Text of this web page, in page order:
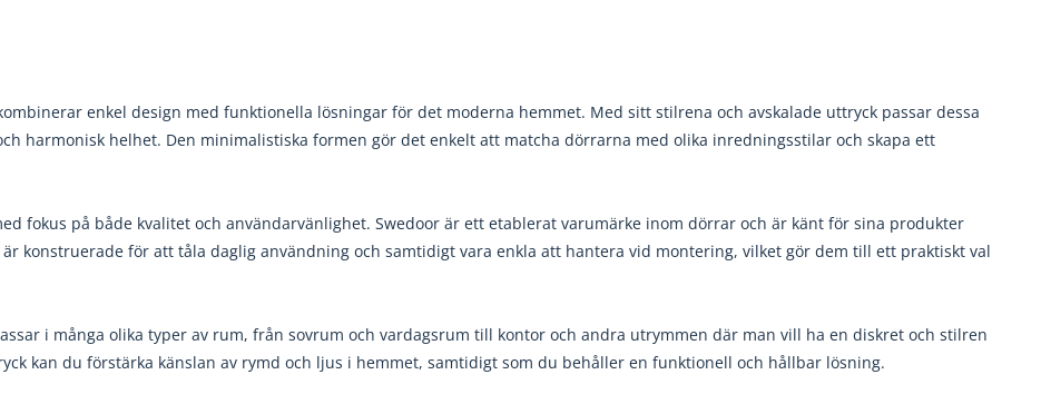
enkel design med funktionella lösningar för det moderna hemmet. Med sitt stilrena och avskalade uttryck passar dessa
harmonisk helhet. Den minimalistiska formen gör det enkelt att matcha dörrarna med olika inredningsstilar och skapa ett
fokus på både kvalitet och användarvänlighet. Swedoor är ett etablerat varumärke inom dörrar och är känt för sina produkter
konstruerade för att tåla daglig användning och samtidigt vara enkla att hantera vid montering, vilket gör dem till ett praktiskt val
i många olika typer av rum, från sovrum och vardagsrum till kontor och andra utrymmen där man vill ha en diskret och stilren
kan du förstärka känslan av rymd och ljus i hemmet, samtidigt som du behåller en funktionell och hållbar lösning.